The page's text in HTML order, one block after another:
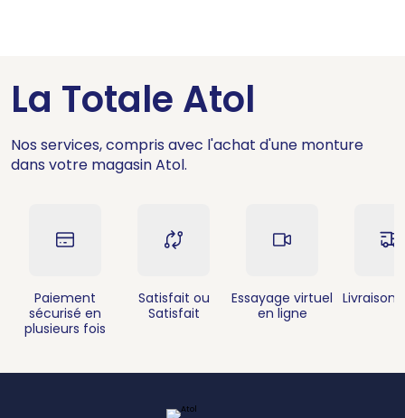
La Totale Atol
Nos services, compris avec l'achat d'une monture
dans votre magasin Atol.
Paiement
sécurisé en
plusieurs fois
Satisfait ou
Satisfait
Essayage virtuel
en ligne
Livraison